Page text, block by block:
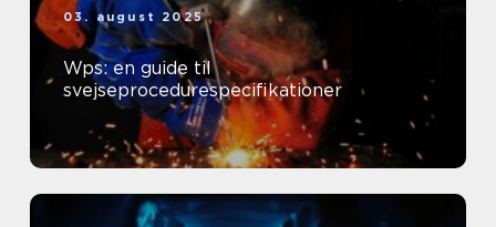
03. august 2025
Wps: en guide til
svejseprocedurespecifikationer